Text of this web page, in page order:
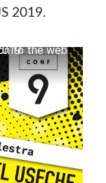
2019.
2019